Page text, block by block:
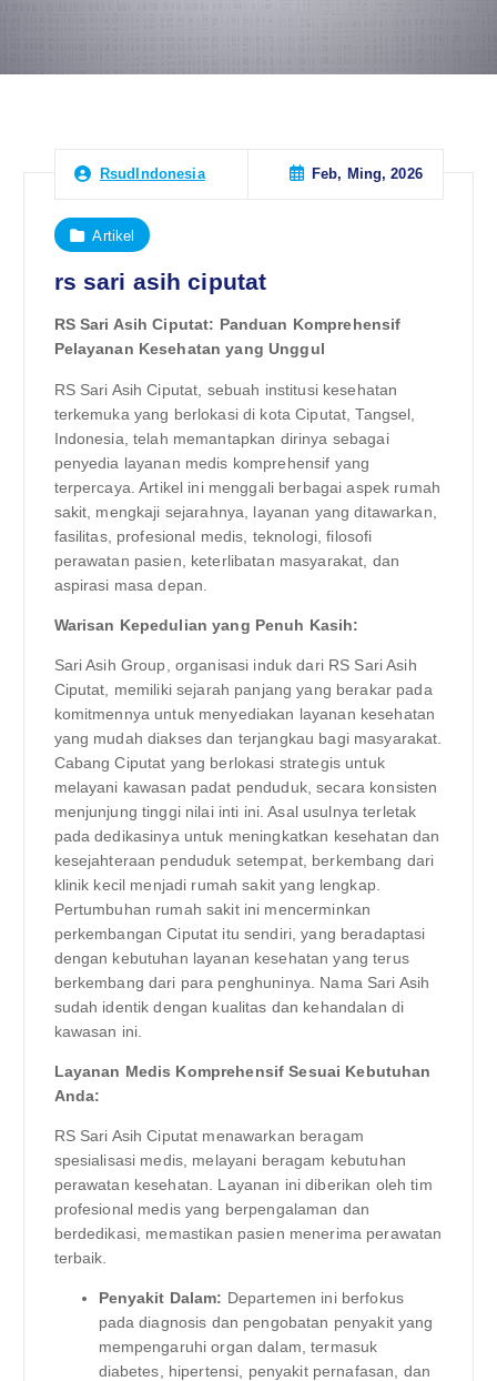
RsudIndonesia Feb, Ming, 2026
Artikel
rs sari asih ciputat
RS Sari Asih Ciputat: Panduan Komprehensif
Pelayanan Kesehatan yang Unggul
RS Sari Asih Ciputat, sebuah institusi kesehatan
terkemuka yang berlokasi di kota Ciputat, Tangsel,
Indonesia, telah memantapkan dirinya sebagai
penyedia layanan medis komprehensif yang
terpercaya. Artikel ini menggali berbagai aspek rumah
sakit, mengkaji sejarahnya, layanan yang ditawarkan,
fasilitas, profesional medis, teknologi, filosofi
perawatan pasien, keterlibatan masyarakat, dan
aspirasi masa depan.
Warisan Kepedulian yang Penuh Kasih:
Sari Asih Group, organisasi induk dari RS Sari Asih
Ciputat, memiliki sejarah panjang yang berakar pada
komitmennya untuk menyediakan layanan kesehatan
yang mudah diakses dan terjangkau bagi masyarakat.
Cabang Ciputat yang berlokasi strategis untuk
melayani kawasan padat penduduk, secara konsisten
menjunjung tinggi nilai inti ini. Asal usulnya terletak
pada dedikasinya untuk meningkatkan kesehatan dan
kesejahteraan penduduk setempat, berkembang dari
klinik kecil menjadi rumah sakit yang lengkap.
Pertumbuhan rumah sakit ini mencerminkan
perkembangan Ciputat itu sendiri, yang beradaptasi
dengan kebutuhan layanan kesehatan yang terus
berkembang dari para penghuninya. Nama Sari Asih
sudah identik dengan kualitas dan kehandalan di
kawasan ini.
Layanan Medis Komprehensif Sesuai Kebutuhan
Anda:
RS Sari Asih Ciputat menawarkan beragam
spesialisasi medis, melayani beragam kebutuhan
perawatan kesehatan. Layanan ini diberikan oleh tim
profesional medis yang berpengalaman dan
berdedikasi, memastikan pasien menerima perawatan
terbaik.
Penyakit Dalam: Departemen ini berfokus
pada diagnosis dan pengobatan penyakit yang
mempengaruhi organ dalam, termasuk
diabetes, hipertensi, penyakit pernafasan, dan